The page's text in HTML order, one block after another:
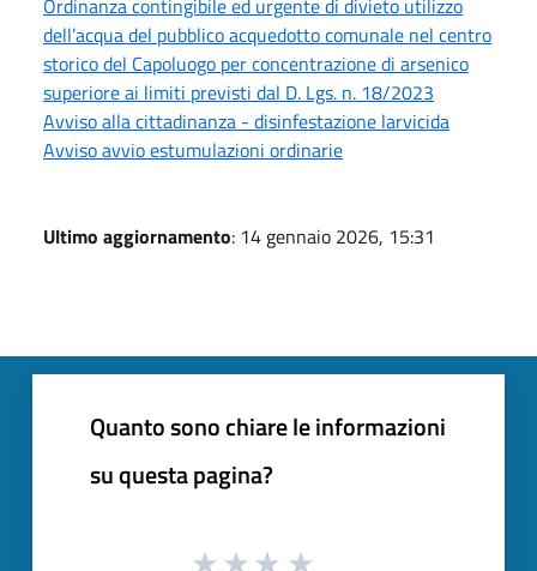
dell’acqua del pubblico acquedotto comunale nel centro
storico del Capoluogo per concentrazione di arsenico
superiore ai limiti previsti dal D. Lgs. n. 18/2023
Avviso alla cittadinanza - disinfestazione larvicida
Avviso avvio estumulazioni ordinarie
Ultimo aggiornamento: 14 gennaio 2026, 15:31
Quanto sono chiare le informazioni
su questa pagina?